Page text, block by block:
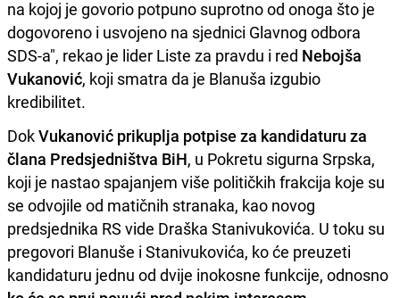
na kojoj je govorio potpuno suprotno od onoga što je
dogovoreno i usvojeno na sjednici Glavnog odbora
SDS-a", rekao je lider Liste za pravdu i red Nebojša
Vukanović, koji smatra da je Blanuša izgubio
kredibilitet.
DokVukanović prikuplja potpise za kandidaturu za
člana Predsjedništva BiH, u Pokretu sigurna Srpska,
koji je nastao spajanjem više političkih frakcija koje su
se odvojile od matičnih stranaka, kao novog
predsjednika RS vide Draška Stanivukovića. U toku su
pregovori Blanuše i Stanivukovića, ko će preuzeti
kandidaturu jednu od dvije inokosne funkcije, odnosno